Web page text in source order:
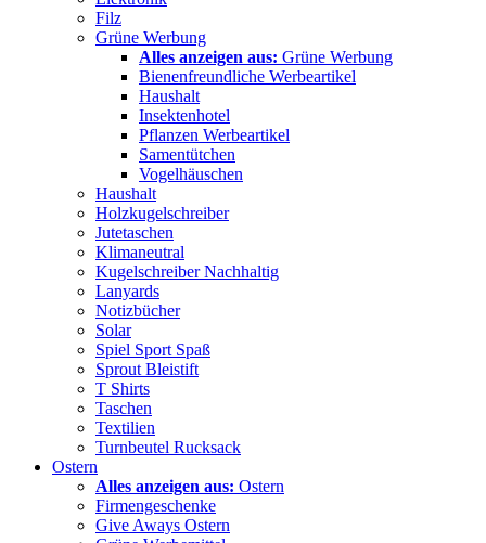
Filz
Grüne Werbung
Alles anzeigen aus: Grüne Werbung
Bienenfreundliche Werbeartikel
Haushalt
Insektenhotel
Pflanzen Werbeartikel
Samentütchen
Vogelhäuschen
Haushalt
Holzkugelschreiber
Jutetaschen
Klimaneutral
Kugelschreiber Nachhaltig
Lanyards
Notizbücher
Solar
Spiel Sport Spaß
Sprout Bleistift
T Shirts
Taschen
Textilien
Turnbeutel Rucksack
Ostern
Alles anzeigen aus: Ostern
Firmengeschenke
Give Aways Ostern